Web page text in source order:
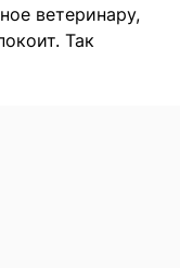
ветеринару,
Так